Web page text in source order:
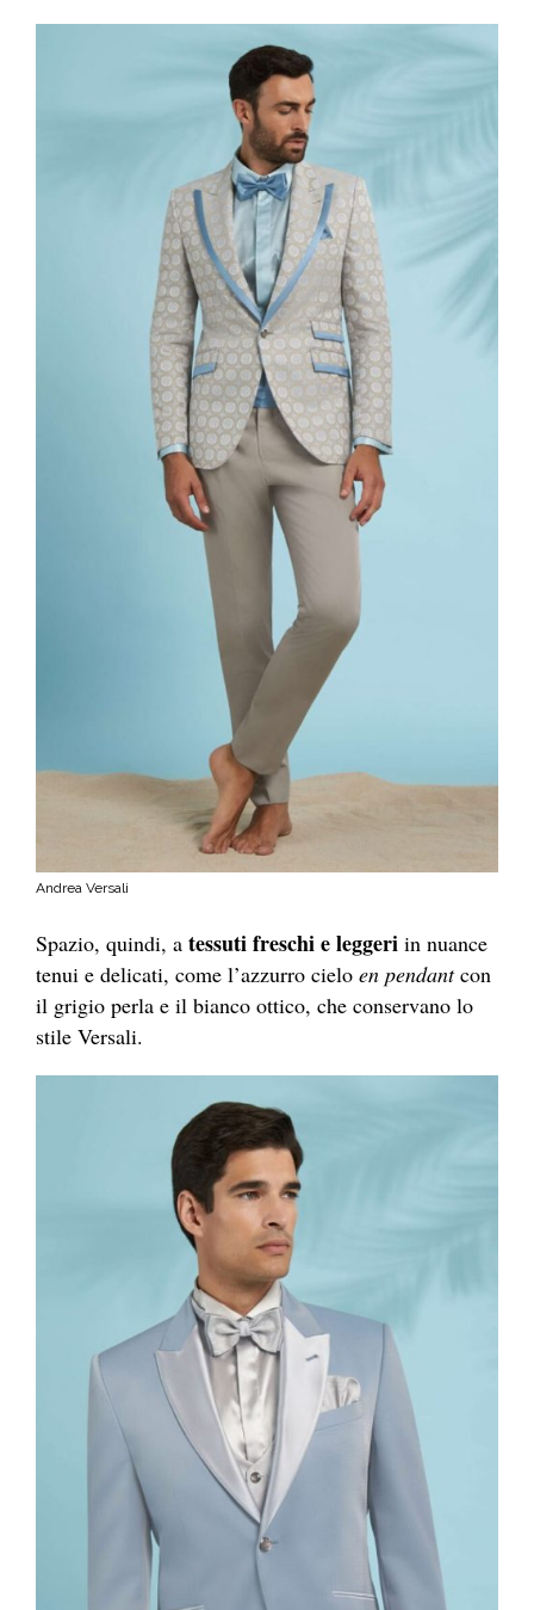
Andrea Versali
Spazio, quindi, a tessuti freschi e leggeri in nuance
tenui e delicati, come l’azzurro cielo en pendantcon
il grigio perla e il bianco ottico, che conservano lo
stile Versali.